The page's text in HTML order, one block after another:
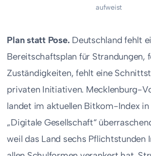
aufweist
Plan statt Pose. Deutschland fehlt
Bereitschaftsplan für Strandungen,
Zuständigkeiten, fehlt eine
privaten Initiativen. Mecklenburg-
landet im aktuellen Bitkom-Index
„Digitale Gesellschaft“
weil das Land sechs Pflichtstunden